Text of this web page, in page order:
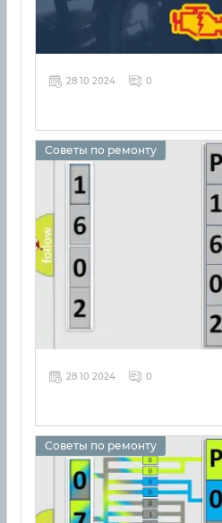
28 10 2024 0
Советы по ремонту
28 10 2024 0
Советы по ремонту